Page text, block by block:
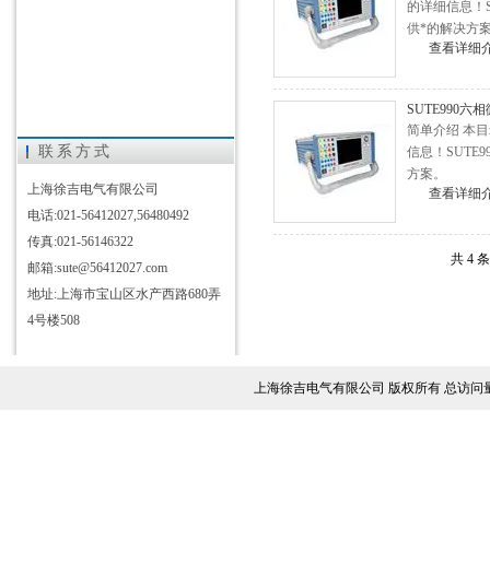
联系方式
上海徐吉电气有限公司
电话:021-56412027,56480492
传真:021-56146322
邮箱:sute@56412027.com
地址:上海市宝山区水产西路680弄
4号楼508
的详细信息！
供*的解决方
查看详细
SUTE990六
简单介绍 本
信息！
方案。
查看详细
共 4
上海徐吉电气有限公司 版权所有 总访问